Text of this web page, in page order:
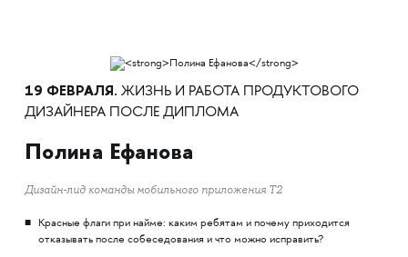
19 ФЕВРАЛЯ. ЖИЗНЬ И РАБОТА ПРОДУКТОВОГО
ДИЗАЙНЕРА ПОСЛЕ ДИПЛОМА
Полина Ефанова
Дизайн-лид команды мобильного приложения T2
Красные флаги при найме: каким ребятам и почему приходится
отказывать после собеседования и что можно исправить?